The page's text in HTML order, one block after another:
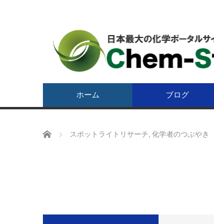
ホーム ブログ
ホーム スポットライトリサーチ, 化学者のつぶやき